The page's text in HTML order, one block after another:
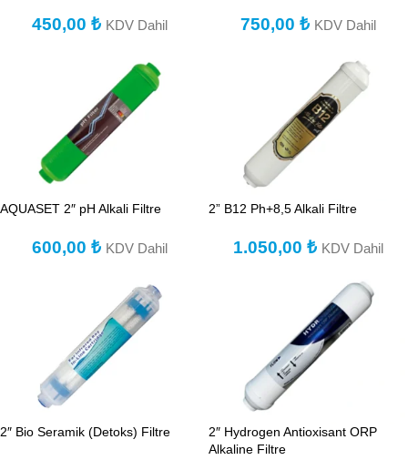
450,00 ₺ KDV Dahil 750,00 ₺ KDV Dahil
AQUASET 2″ pH Alkali Filtre
600,00 ₺ KDV Dahil
2” B12 Ph+8,5 Alkali Filtre
1.050,00 ₺ KDV Dahil
2″ Bio Seramik (Detoks) Filtre
2″ Hydrogen Antioxisant ORP
Alkaline Filtre